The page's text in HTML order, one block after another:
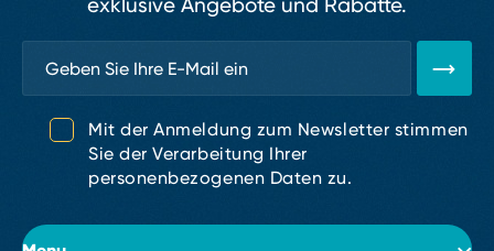
Mit der Anmeldung zum Newsletter stimmen
Sie der Verarbeitung Ihrer
personenbezogenen Daten zu.